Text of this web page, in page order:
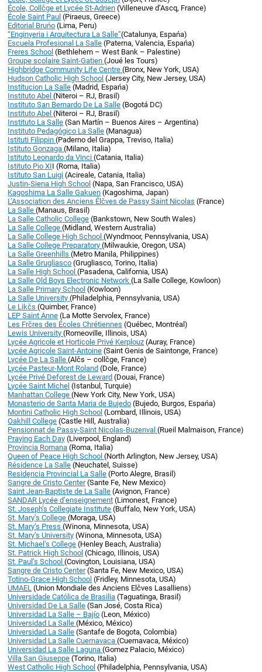
École, Collčge et Lycée St-Adrien (Villeneuve d’Ascq, France)
École Saint Paul (Piraeus, Greece)
Editorial Bruńo (Lima, Peru)
“Enginyeria i Arquitectura La Salle”(Catalunya, Espańa)
Escuela Profesional La Salle (Paterna, Valencia, Espańa)
Freres School (Bethlehem – West Bank – Palestine)
Groupe scolaire Saint-Gatien(Joué les Tours)
Highbridge Community Life Centre(Bronx, New York, USA)
Hudson Catholic High School (Jersey City, New Jersey, USA)
Institucion La Salle (Madrid, Espańa)
Instituto Abel(Niteroi – RJ, Brasil)
Instituto San Bernardo De La Salle (Bogotá DC)
Instituto Abel(Niteroi – RJ, Brasil)
Instituto La Salle (San Martín – Buenos Aires – Argentina)
Instituto Pedagógico La Salle (Managua)
Istituti Filippin(Paderno del Grappa, Treviso, Italia)
Istituto Gonzaga(Milano, Italia)
Istituto Leonardo da Vinci(Catania, Italia)
Istituto Pio XII (Roma, Italia)
Istituto San Luigi (Acireale, Catania, Italia)
Justin-Siena High School (Napa, San Francisco, USA)
Kagoshima La Salle Gakuen (Kagoshima, Japan)
L’Association des Anciens Élčves de Passy Saint Nicolas (France)
La Salle(Manaus, Brasil)
La Salle Catholic College (Bankstown, New South Wales)
La Salle College(Midland, Western Australia)
La Salle College High School(Wyndmoor, Pennsylvania, USA)
La Salle College Preparatory(Milwaukie, Oregon, USA)
La Salle Greenhills(Metro Manila, Philippines)
La Salle Grugliasco (Grugliasco, Torino, Italia)
La Salle High School(Pasadena, California, USA)
La Salle Old Boys Electronic Network(La Salle College, Kowloon)
La Salle Primary School (Kowloon)
La Salle University(Philadelphia, Pennsylvania, USA)
Le Likčs(Quimber, France)
LEP Saint Anne (La Motte Servolex, France)
Les Frčres des Écoles Chrétiennes (Québec, Montréal)
Lewis University(Romeoville, Illinois, USA)
Lycée Agricole et Horticole Privé Kerplouz (Auray, France)
Lycée Agricole Saint-Antoine (Saint Genis de Saintonge, France)
Lycée De La Salle(Alčs – collčge, France)
Lycée Pasteur-Mont Roland (Dole, France)
Lycée Privé Deforest de Leward (Douai, France)
Lycée Saint Michel (Istanbul, Turquie)
Manhattan College(New York City, New York, USA)
Monasterio de Santa Maria de Bujedo (Bujedo, Burgos, Espańa)
Montini Catholic High School (Lombard, Illinois, USA)
Oakhill College (Castle Hill, Australia)
Pensionnat de Passy-Saint Nicolas-Buzenval(Rueil Malmaison, France)
Praying Each Day (Liverpool, England)
Provincia Romana (Roma, Italia)
Queen of Peace High School(North Arlington, New Jersey, USA)
Résidence La Salle (Neuchatel, Suisse)
Residęncia Provincial La Salle (Porto Alegre, Brasil)
Sangre de Cristo Center(Sante Fe, New Mexico)
Saint Jean-Baptiste de La Salle (Avignon, France)
SANDAR Lycée d’enseignement (Limonest, France)
St. Joseph’s Collegiate Institute (Buffalo, New York, USA)
St. Mary’s College(Moraga, USA)
St. Mary’s Press(Winona, Minnesota, USA)
St. Mary’s University (Winona, Minnesota, USA)
St. Michael’s College (Henley Beach, Australia)
St. Patrick High School (Chicago, Illinois, USA)
St. Paul’s School(Covington, Louisiana, USA)
Sangre de Cristo Center(Santa Fe, New Mexico, USA)
Totino-Grace High School (Fridley, Minnesota, USA)
UMAEL (Union Mondiale des Anciens Elčves Lasalliens)
Universidade Católica de Brasilia (Taguatinga, Brasil)
Universidad De La Salle (San José, Costa Rica)
Universidad La Salle – Bajío (Leon, México)
Universidad La Salle(México, México)
Universidad La Salle (Santafe de Bogota, Colombia)
Universidad La Salle Cuernavaca(Cuernavaca, México)
Universidad La Salle Laguna(Gomez Palacio, México)
Villa San Giuseppe (Torino, Italia)
West Catholic High School (Philadelphia, Pennsylvania, USA)